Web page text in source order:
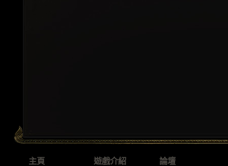
主頁 遊戲介紹 論壇